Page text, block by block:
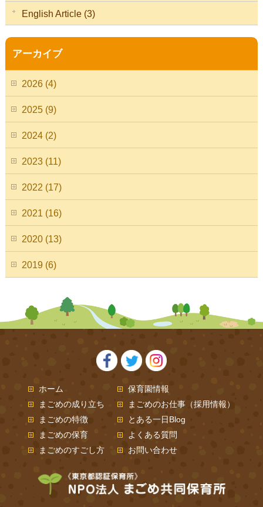
English Article (3)
アーカイブ
2026 (4)
2025 (9)
2024 (2)
2023 (11)
2022 (17)
2021 (16)
2020 (13)
2019 (6)
ホーム
まごめの成り立ち
まごめの特徴
まごめの保育
まごめのすごし方
保育園情報
まごめのお仕事（採用情報）
とある一日Blog
よくある質問
お問い合わせ